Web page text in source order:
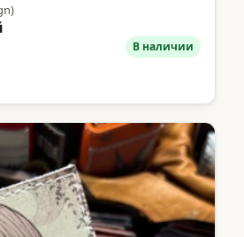
В наличии